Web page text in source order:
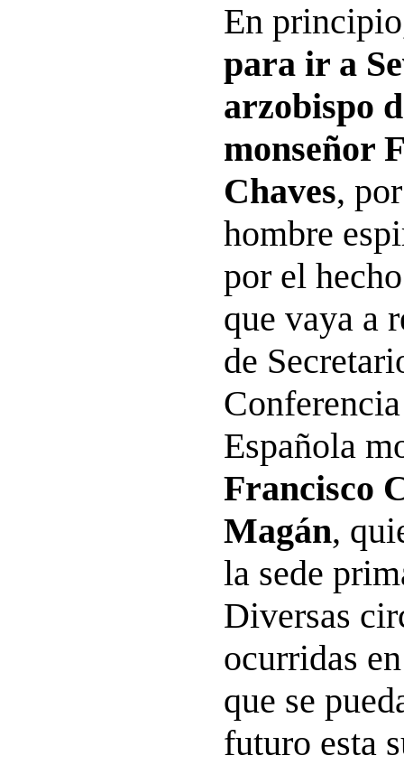
En
para ir a
arzobispo
monseñor
Chaves,
hombre
por el
que vaya a
de
Española
Francisco
Magán,
la sede
Diversas
ocurridas
que se
futuro esta